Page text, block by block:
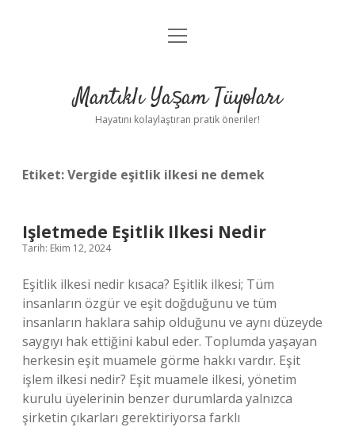
Anasayfa
Yasal Uyarı
menüyü
Mantıklı Yaşam Tüyoları
Hayatını kolaylaştıran pratik öneriler!
Etiket:Vergide eşitlik ilkesi ne demek
Işletmede Eşitlik Ilkesi Nedir
Tarih: Ekim 12, 2024
Eşitlik ilkesi nedir kısaca? Eşitlik ilkesi; Tüm
insanların özgür ve eşit doğduğunu ve tüm
insanların haklara sahip olduğunu ve aynı düzeyde
saygıyı hak ettiğini kabul eder. Toplumda yaşayan
herkesin eşit muamele görme hakkı vardır. Eşit
işlem ilkesi nedir? Eşit muamele ilkesi, yönetim
kurulu üyelerinin benzer durumlarda yalnızca
şirketin çıkarları gerektiriyorsa farklı